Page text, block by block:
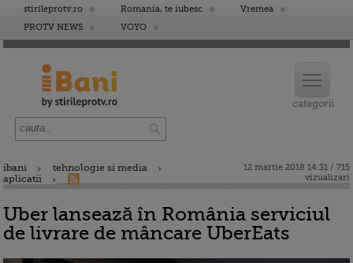
stirileprotv.ro Romania, te iubesc
Vremea
PROTV NEWS
VOYO
ibani
tehnologie si media
aplicatii
12 martie 2018 14:31 / 715
vizualizari
Uber lansează în România serviciul
de livrare de mâncare UberEats